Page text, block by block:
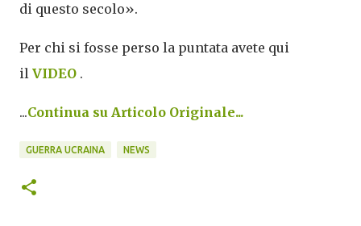
di questo secolo».
Per chi si fosse perso la puntata avete qui
il VIDEO .
...Continua su Articolo Originale...
GUERRA UCRAINA NEWS